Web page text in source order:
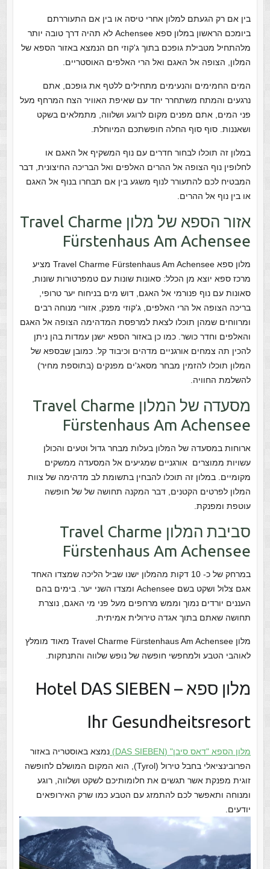
בין אם רק הגעתם למלון אחרי טיסה או בין אם התעוררתם
ביומכם הראשון במלון ספא Achensee לא תהיה דרך טובה יותר
מלהתחיל מטבילת גופכם בתוך ג'קוזי חם הנמצא באזור הספא של
המלון, הצופה אל האגם ואל הרי האלפים האוסטריים.
המים החמימים והנעימים מתחילים ללטף את גופכם, אתם
נרגעים והמתח משתחרר יחד עם שאיפת האוויר הצח המרחף מעל
פני המים, אתם מפנים מקום לרוגע ושלווה, מתמלאים בשקט
ושאננות. סוף סוף החלה חופשתכם המיוחלת.
במלון זה תוכלו לבחור חדרים עם נוף המשקיף אל האגם או
לחלופין נוף הצופה אל ההרים האלפים ואל הבריכה החיצונית, דבר
המבטיח לכם להתעורר לנוף משגע בין אם תבחרו בנוף אל האגם
או בין נוף אל ההרים.
אזור הספא של מלון Travel Charme
Fürstenhaus Am Achensee
מלון ספא Travel Charme Fürstenhaus Am Achensee מציע
מרכז ספא יוצא מן הכלל: סאונות שונות עם טמפרטורות שונות,
סאונות עם נוף פנורמי אל האגם, דוש מים בניחוח יער טרופי,
בריכה הצופה אל הרי האלפים, ג'קוזי מפנק, אזורי מנוחה רבים
ומרווחים שמהן תוכלו לצאת למרפסת המדהימה הצופה אל האגם
והאלפים וחדר כושר. כמו כן באזור הספא ישנן עמדות בהן ניתן
להכין תה צמחים אורגניים מדהים וכיבוד קל. כמובן שבספא של
המלון תוכלו להזמין מבחר מסאג'ים מפנקים (בתוספת מחיר)
להשלמת החוויה.
מסעדה של המלון Travel Charme
Fürstenhaus Am Achensee
ארוחות במסעדה של המלון בעלות מבחר גדול וטעים והכולן
עשויות ממוצרים אורגניים שמגיעים אל המסעדה ממשקים
מקומיים. במלון זה תוכלו להבחין בתשומת לב מדהימה של צוות
המלון לפרטים הקטנים, דבר המקנה תחושה של של חופשה
עוטפת ומפנקת.
סביבת המלון Travel Charme
Fürstenhaus Am Achensee
במרחק של כ- 10 דקות מהמלון ישנו שביל הליכה שמצדו האחד
אגם צלול ושקט בשם Achensee ומצדו השני יער. בימים בהם
העננים יורדים נמוך וממש מרחפים מעל פני מי האגם, נוצרת
תחושה שאתם בתוך אגדה טירולית אמיתית.
מלון Travel Charme Fürstenhaus Am Achensee מאוד מומלץ
לאוהבי הטבע ולמחפשי חופשה של נופש שלווה והתנתקות.
מלון ספא Hotel DAS SIEBEN –
Ihr Gesundheitsresort
מלון הספא "דאס סיבן" (DAS SIEBEN)
נמצא באוסטריה באזור
הפרובינציאלי בחבל טירול (Tyrol), הוא המקום המושלם לחופשה
זוגית מפנקת אשר תגשים את חלומותיכם לשקט ושלווה, רוגע
ומנוחה ותאפשר לכם להתמזג עם הטבע כמו שרק האירופאים
יודעים.